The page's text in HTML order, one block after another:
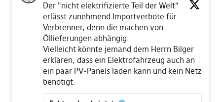
Der "nicht elektrifizierte Teil der Welt"
erlässt zunehmend Importverbote für
Verbrenner, denn die machen von
Öllieferungen abhängig.
Vielleicht könnte jemand dem Herrn Bilger
erklären, dass ein Elektrofahrzeug auch an
ein paar PV-Panels laden kann und kein Netz
benötigt.